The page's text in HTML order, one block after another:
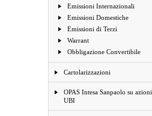
Emissioni Internazionali
Emissioni Domestiche
Emissioni di Terzi
Warrant
Obbligazione Convertibile
Cartolarizzazioni
OPAS Intesa Sanpaolo su azioni
UBI